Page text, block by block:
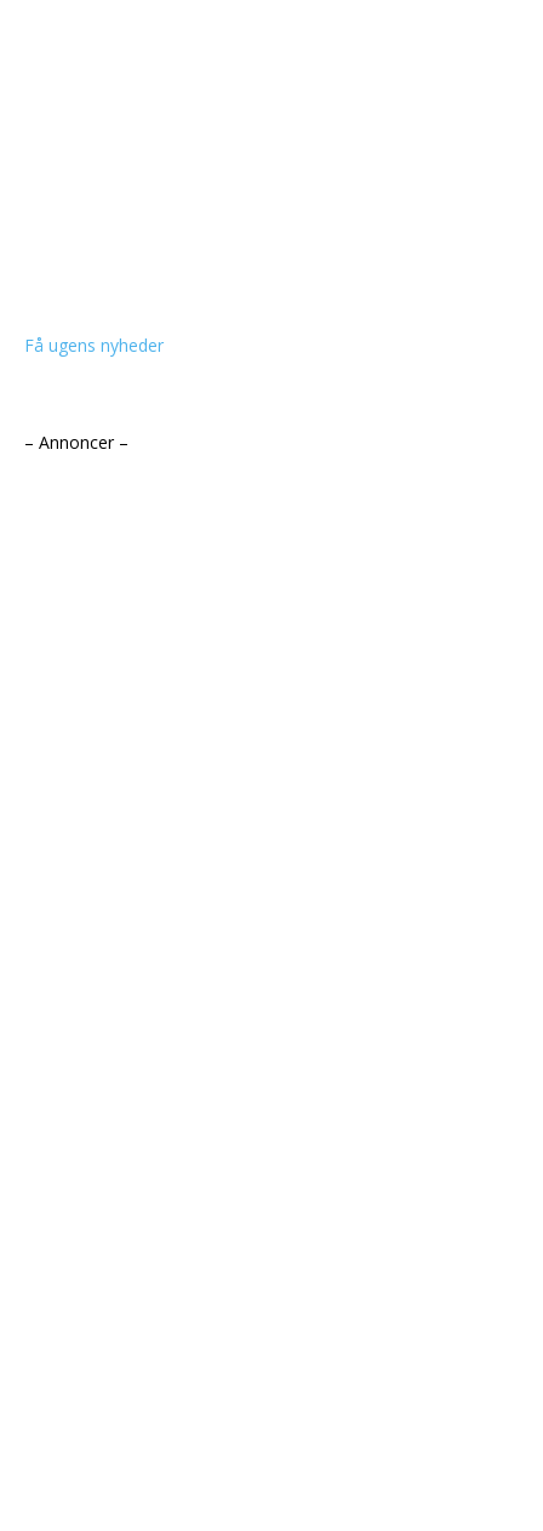
Få ugens nyheder
– Annoncer –